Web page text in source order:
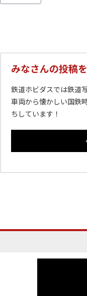
みなさんの投稿
鉄道ホビダスでは鉄道
車両から懐かしい国鉄
ちしています！